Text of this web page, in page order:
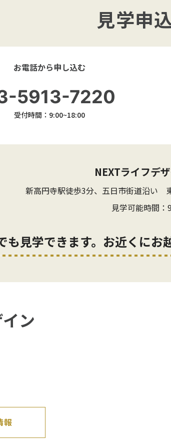
見学申
お電話から申し込む
5913-7220
受付時間：9:00~18:00
NEXTライフデ
新高円寺駅徒歩3分、五日市街道沿い
見学可能時間：
も見学できます。お近くに
ン
報